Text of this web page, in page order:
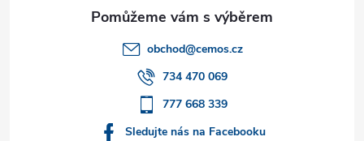
obchod@cemos.cz
734 470 069
777 668 339
Sledujte nás na Facebooku